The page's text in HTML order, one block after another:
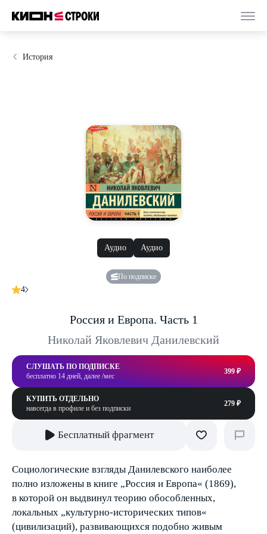
История
Аудио Аудио
По подписке
4
Россия и Европа. Часть 1
Николай Яковлевич Данилевский
СЛУШАТЬ ПО ПОДПИСКЕ
бесплатно 14 дней, далее /мес
399 ₽
КУПИТЬ ОТДЕЛЬНО
навсегда в профиле и без подписки
279 ₽
Бесплатный фрагмент
Социологические взгляды Данилевского наиболее
полно изложены в книге „Россия и Европа« (1869),
в которой он выдвинул теорию обособленных,
локальных „культурно-исторических типов«
(цивилизаций), развивающихся подобно живым